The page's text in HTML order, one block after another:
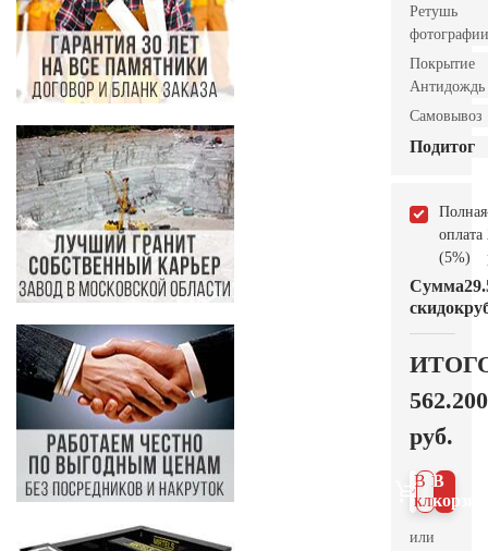
Ретушь
фотографии
Покрытие
Антидождь
Самовывоз
Подитог
Полная
оплата
(5%)
Сумма
скидок
562.200
руб.
В
В 1
клик
или